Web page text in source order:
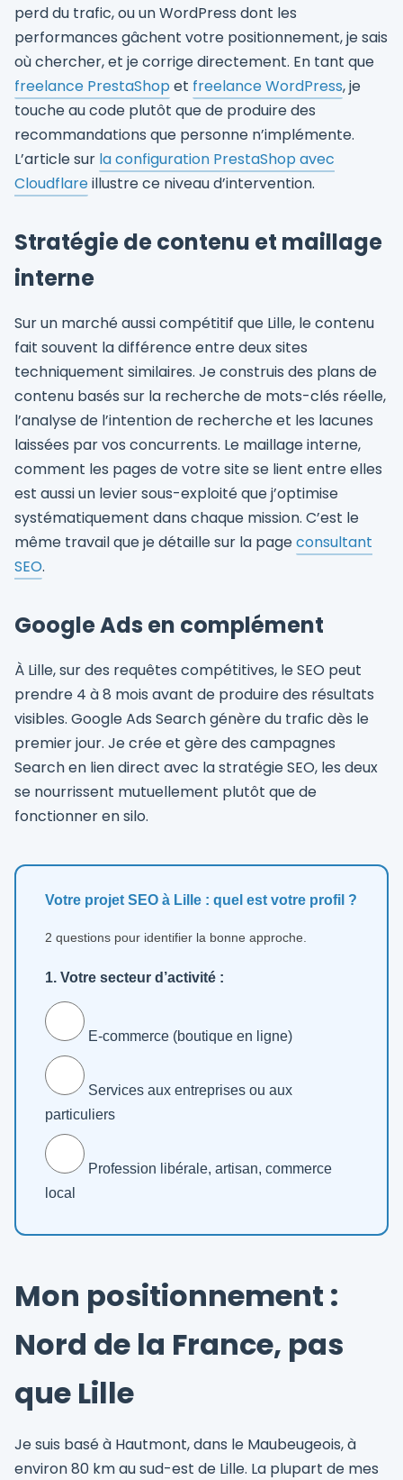
perd du trafic, ou un WordPress dont les
performances gâchent votre positionnement, je sais
où chercher, et je corrige directement. En tant que
freelance PrestaShop et freelance WordPress, je
touche au code plutôt que de produire des
recommandations que personne n’implémente.
L’article sur la configuration PrestaShop avec
Cloudflareillustre ce niveau d’intervention.
Stratégie de contenu et maillage
interne
Sur un marché aussi compétitif que Lille, le contenu
fait souvent la différence entre deux sites
techniquement similaires. Je construis des plans de
contenu basés sur la recherche de mots-clés réelle,
l’analyse de l’intention de recherche et les lacunes
laissées par vos concurrents. Le maillage interne,
comment les pages de votre site se lient entre elles
est aussi un levier sous-exploité que j’optimise
systématiquement dans chaque mission. C’est le
même travail que je détaille sur la pageconsultant
SEO.
Google Ads en complément
À Lille, sur des requêtes compétitives, le SEO peut
prendre 4 à 8 mois avant de produire des résultats
visibles. Google Ads Search génère du trafic dès le
premier jour. Je crée et gère des campagnes
Search en lien direct avec la stratégie SEO, les deux
se nourrissent mutuellement plutôt que de
fonctionner en silo.
Votre projet SEO à Lille : quel est votre profil ?
2 questions pour identifier la bonne approche.
1. Votre secteur d’activité :
E-commerce (boutique en ligne)
Services aux entreprises ou aux
particuliers
Profession libérale, artisan, commerce
local
Mon positionnement :
Nord de la France, pas
que Lille
Je suis basé à Hautmont, dans le Maubeugeois, à
environ 80 km au sud-est de Lille. La plupart de mes